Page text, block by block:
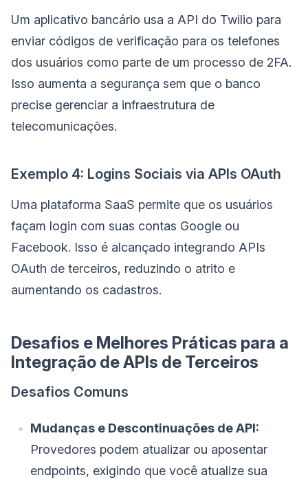
Um aplicativo bancário usa a API do Twilio para
enviar códigos de verificação para os telefones
dos usuários como parte de um processo de 2FA.
Isso aumenta a segurança sem que o banco
precise gerenciar a infraestrutura de
telecomunicações.
Exemplo 4: Logins Sociais via APIs OAuth
Uma plataforma SaaS permite que os usuários
façam login com suas contas Google ou
Facebook. Isso é alcançado integrando APIs
OAuth de terceiros, reduzindo o atrito e
aumentando os cadastros.
Desafios e Melhores Práticas para a
Integração de APIs de Terceiros
Desafios Comuns
Mudanças e Descontinuações de API:
Provedores podem atualizar ou aposentar
endpoints, exigindo que você atualize sua